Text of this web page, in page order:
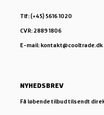
Tlf: (+45) 5616 1020
CVR: 2889 1806
E-mail: kontakt@cooltrade.dk
NYHEDSBREV
Få løbende tilbud tilsendt